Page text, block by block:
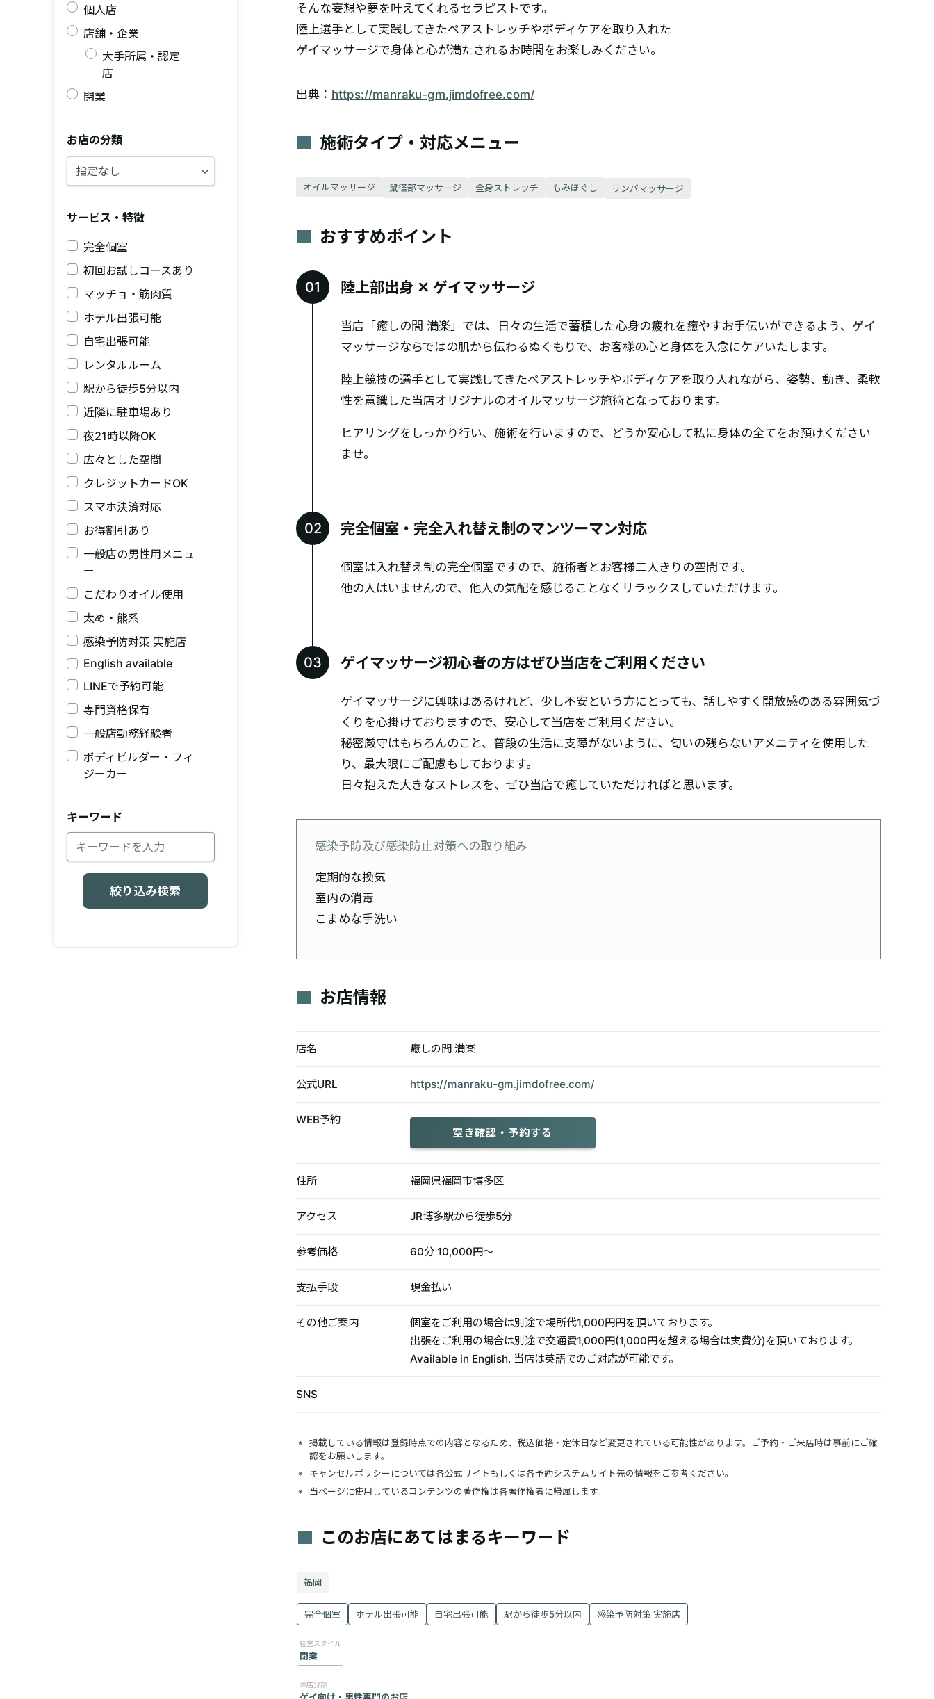
そんな妄想や夢を叶えてくれるセラピストです。
陸上選手として実践してきたペアストレッチやボディケアを取り入れた
ゲイマッサージで身体と心が満たされるお時間をお楽しみください。
出典： https://manraku-gm.jimdofree.com/
施術タイプ・対応メニュー
オイルマッサージ 鼠径部マッサージ 全身ストレッチ もみほぐし リンパマッサージ
おすすめポイント
陸上部出身 ✕ ゲイマッサージ
当店「癒しの間 満楽」では、日々の生活で蓄積した心身の疲れを癒やすお手伝いができるよう、ゲイ
マッサージならではの肌から伝わるぬくもりで、お客様の心と身体を入念にケアいたします。
陸上競技の選手として実践してきたペアストレッチやボディケアを取り入れながら、姿勢、動き、柔軟
性を意識した当店オリジナルのオイルマッサージ施術となっております。
ヒアリングをしっかり行い、施術を行いますので、どうか安心して私に身体の全てをお預けください
ませ。
完全個室・完全入れ替え制のマンツーマン対応
個室は入れ替え制の完全個室ですので、施術者とお客様二人きりの空間です。
他の人はいませんので、他人の気配を感じることなくリラックスしていただけます。
ゲイマッサージ初心者の方はぜひ当店をご利用ください
ゲイマッサージに興味はあるけれど、少し不安という方にとっても、話しやすく開放感のある雰囲気づ
くりを心掛けておりますので、安心して当店をご利用ください。
秘密厳守はもちろんのこと、普段の生活に支障がないように、匂いの残らないアメニティを使用した
り、最大限にご配慮もしております。
日々抱えた大きなストレスを、ぜひ当店で癒していただければと思います。
感染予防及び感染防止対策への取り組み
定期的な換気
室内の消毒
こまめな手洗い
お店情報
店名 癒しの間 満楽
公式URL https://manraku-gm.jimdofree.com/
WEB予約
空き確認・予約する
住所 福岡県福岡市博多区
アクセス JR博多駅から徒歩5分
参考価格 60分 10,000円〜
支払手段 現金払い
その他ご案内
個室をご利用の場合は別途で場所代1,000円円を頂いております。
出張をご利用の場合は別途で交通費1,000円(1,000円を超える場合は実費分)を頂いております。
Available in English. 当店は英語でのご対応が可能です。
SNS
掲載している情報は登録時点での内容となるため、税込価格・定休日など変更されている可能性があります。ご予約・ご来店時は事前にご確
認をお願いします。
キャンセルポリシーについては各公式サイトもしくは各予約システムサイト先の情報をご参考ください。
当ページに使用しているコンテンツの著作権は各著作権者に帰属します。
このお店にあてはまるキーワード
福岡
完全個室 ホテル出張可能 自宅出張可能 駅から徒歩5分以内 感染予防対策 実施店
閉業
個人店
店舗・企業
大手所属・認定
店
閉業
お店の分類
サービス・特徴
完全個室
初回お試しコースあり
マッチョ・筋肉質
ホテル出張可能
自宅出張可能
レンタルルーム
駅から徒歩5分以内
近隣に駐車場あり
夜21時以降OK
広々とした空間
クレジットカードOK
スマホ決済対応
お得割引あり
一般店の男性用メニュ
ー
こだわりオイル使用
太め・熊系
感染予防対策 実施店
English available
LINEで予約可能
専門資格保有
一般店勤務経験者
ボディビルダー・フィ
ジーカー
キーワード
絞り込み検索